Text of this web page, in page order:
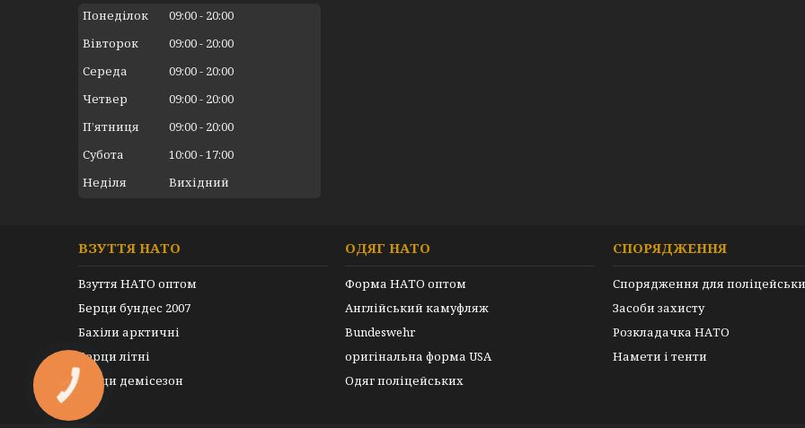
Понеділок 09:00
20:00
Вівторок
09:00
20:00
Середа
09:00
20:00
Четвер
09:00
20:00
Пʼятниця
09:00
20:00
Субота
10:00 17:00
Неділя
Вихідний
ВЗУТТЯ НАТО
Взуття НАТО оптом
Берци бундес 2007
Бахіли арктичні
Берци літні
Берци демісезон
ОДЯГ НАТО
Форма НАТО оптом
Англійський камуфляж
Bundeswehr
оригінальна форма USA
Одяг поліцейських
СПОРЯДЖЕННЯ
Спорядження для
Засоби захисту
Розкладачка НАТО
Намети і тенти
КНОПКА
ЗВ'ЯЗКУ